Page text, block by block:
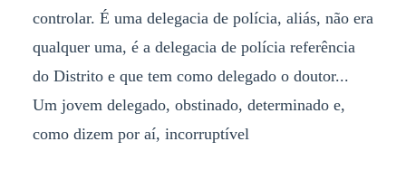
controlar. É uma delegacia de polícia, aliás, não era
qualquer uma, é a delegacia de polícia referência
do Distrito e que tem como delegado o doutor...
Um jovem delegado, obstinado, determinado e,
como dizem por aí, incorruptível